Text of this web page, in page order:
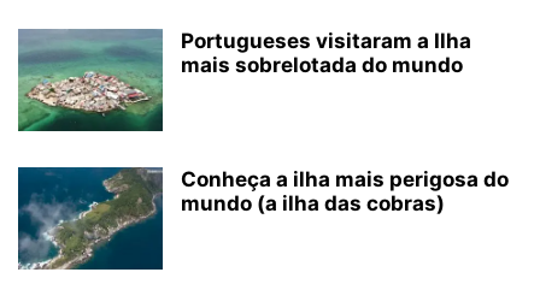
Portugueses visitaram a Ilha
mais sobrelotada do mundo
Conheça a ilha mais perigosa do
mundo (a ilha das cobras)